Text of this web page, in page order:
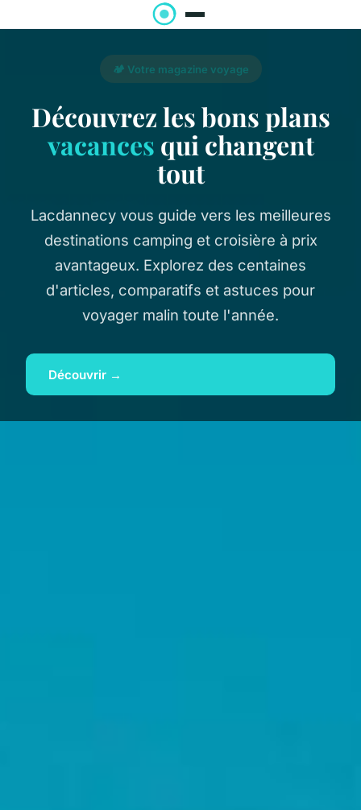
🏕️ Votre magazine voyage
Découvrez les bons plans
vacances qui changent
tout
Lacdannecy vous guide vers les meilleures
destinations camping et croisière à prix
avantageux. Explorez des centaines
d'articles, comparatifs et astuces pour
voyager malin toute l'année.
Découvrir →